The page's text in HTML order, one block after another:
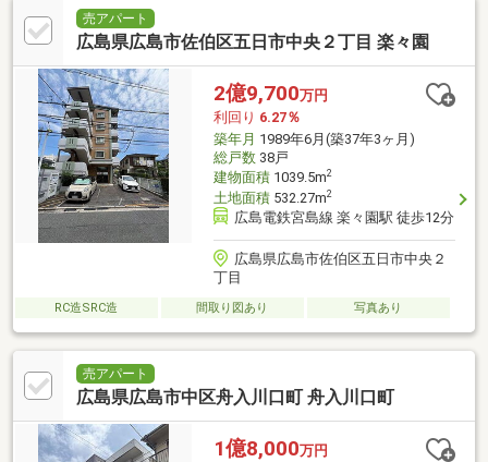
売アパート
広島県広島市佐伯区五日市中央２丁目 楽々園
2億9,700万円
利回り 6.27％
築年月 1989年6月(築37年3ヶ月)
総戸数38戸
建物面積1039.5m2
土地面積532.27m2
広島電鉄宮島線 楽々園駅 徒歩12分
広島県広島市佐伯区五日市中央２
丁目
RC造SRC造 間取り図あり 写真あり
売アパート
広島県広島市中区舟入川口町 舟入川口町
1億8,000万円